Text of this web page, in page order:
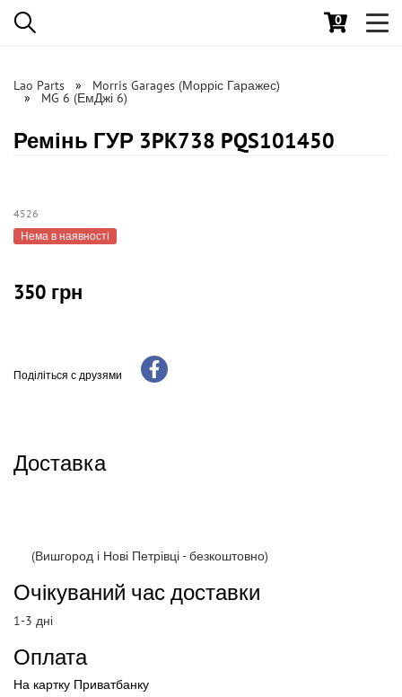
0
Lao Parts Morris Garages (Морріс Гаражес)
MG 6 (ЕмДжі 6)
Ремінь ГУР 3PK738 PQS101450
4526
Нема в наявності
350 грн
Поділіться с друзями
Доставка
(Вишгород і Нові Петрівці - безкоштовно)
Очікуваний час доставки
1-3 дні
Оплата
На картку Приватбанку